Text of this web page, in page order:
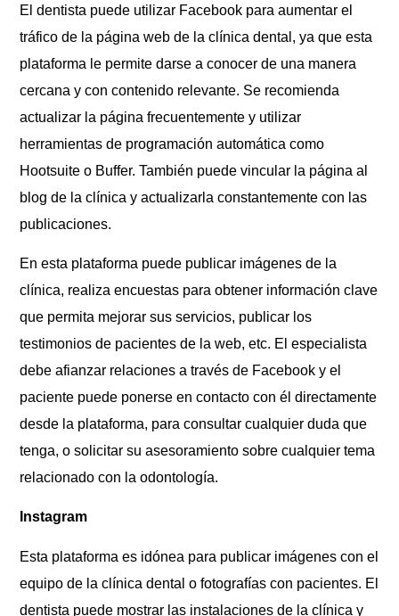
El dentista puede utilizar Facebook para aumentar el
tráfico de la página web de la clínica dental, ya que esta
plataforma le permite darse a conocer de una manera
cercana y con contenido relevante. Se recomienda
actualizar la página frecuentemente y utilizar
herramientas de programación automática como
Hootsuite o Buffer. También puede vincular la página al
blog de la clínica y actualizarla constantemente con las
publicaciones.
En esta plataforma puede publicar imágenes de la
clínica, realiza encuestas para obtener información clave
que permita mejorar sus servicios, publicar los
testimonios de pacientes de la web, etc. El especialista
debe afianzar relaciones a través de Facebook y el
paciente puede ponerse en contacto con él directamente
desde la plataforma, para consultar cualquier duda que
tenga, o solicitar su asesoramiento sobre cualquier tema
relacionado con la odontología.
Instagram
Esta plataforma es idónea para publicar imágenes con el
equipo de la clínica dental o fotografías con pacientes. El
dentista puede mostrar las instalaciones de la clínica y